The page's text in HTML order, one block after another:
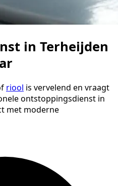
in Terheijden
riool is vervelend en vraagt
ontstoppingsdienst in
met moderne